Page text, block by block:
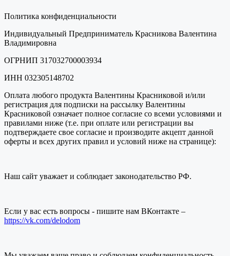
Политика конфиденциальности
Индивидуальный Предприниматель Красникова Валентина
Владимировна
ОГРНИП 317032700003934
ИНН 032305148702
Оплата любого продукта Валентины Красниковой и/или
регистрация для подписки на рассылку Валентины
Красниковой означает полное согласие со всеми условиями и
правилами ниже (т.е. при оплате или регистрации вы
подтверждаете свое согласие и производите акцепт данной
оферты и всех других правил и условий ниже на странице):
Наш сайт уважает и соблюдает законодательство РФ.
Если у вас есть вопросы - пишите нам ВКонтакте –
https://vk.com/delodom